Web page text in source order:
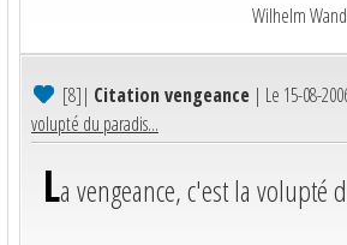
Wilhelm
[8]| Citation vengeance | Le 15-08-
volupté du paradis...
La vengeance, c'est la volupté